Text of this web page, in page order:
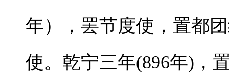
年），罢节度使，置都
使。乾宁三年(896年)，